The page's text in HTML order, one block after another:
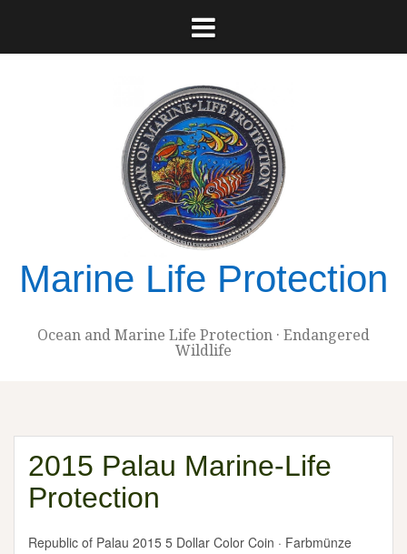
content
Marine Life Protection
Ocean and Marine Life Protection · Endangered
Wildlife
2015 Palau Marine-Life
Protection
Republic of Palau 2015 5 Dollar Color Coin · Farbmünze